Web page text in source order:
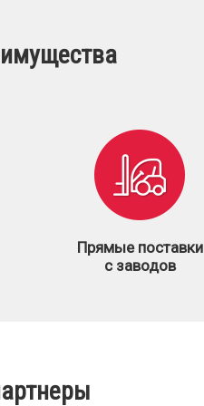
Прямые поставки
с заводов